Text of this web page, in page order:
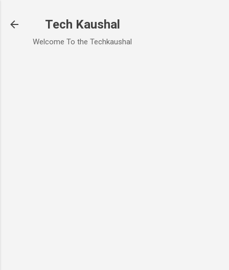
Tech Kaushal
Welcome To the Techkaushal